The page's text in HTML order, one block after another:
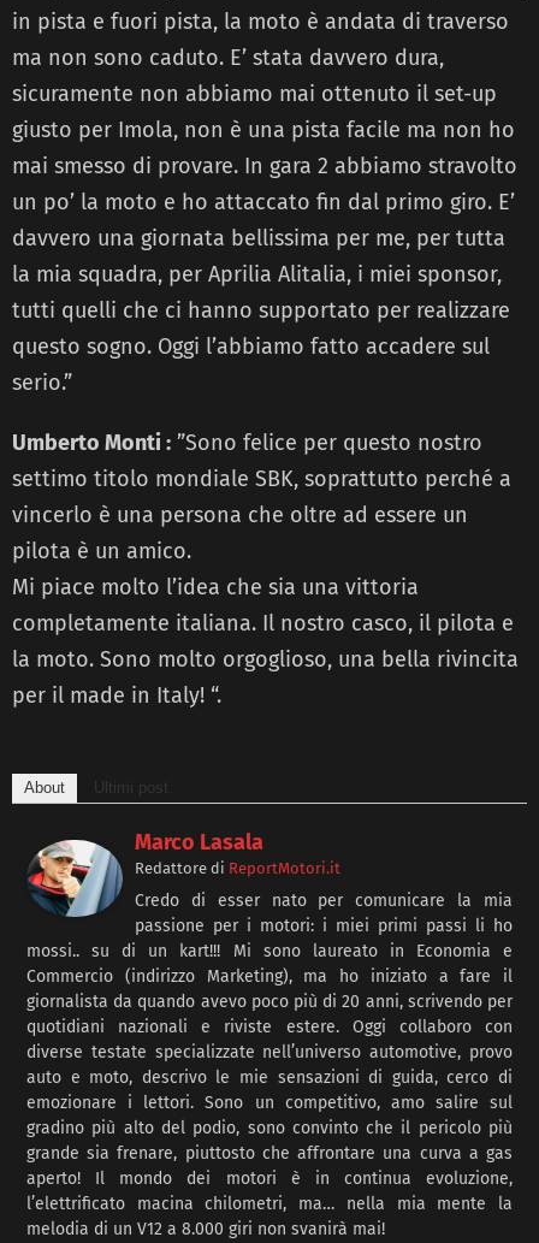
in pista e fuori pista, la moto è andata di traverso
ma non sono caduto. E’ stata davvero dura,
sicuramente non abbiamo mai ottenuto il set-up
giusto per Imola, non è una pista facile ma non ho
mai smesso di provare. In gara 2 abbiamo stravolto
un po’ la moto e ho attaccato fin dal primo giro. E’
davvero una giornata bellissima per me, per tutta
la mia squadra, per Aprilia Alitalia, i miei sponsor,
tutti quelli che ci hanno supportato per realizzare
questo sogno. Oggi l’abbiamo fatto accadere sul
serio.”
Umberto Monti : ”Sono felice per questo nostro
settimo titolo mondiale SBK, soprattutto perché a
vincerlo è una persona che oltre ad essere un
pilota è un amico.
Mi piace molto l’idea che sia una vittoria
completamente italiana. Il nostro casco, il pilota e
la moto. Sono molto orgoglioso, una bella rivincita
per il made in Italy! “.
About Ultimi post
Marco Lasala
Redattore di ReportMotori.it
Credo di esser nato per comunicare la mia
passione per i motori: i miei primi passi li ho
mossi.. su di un kart!!! Mi sono laureato in Economia e
Commercio (indirizzo Marketing), ma ho iniziato a fare il
giornalista da quando avevo poco più di 20 anni, scrivendo per
quotidiani nazionali e riviste estere. Oggi collaboro con
diverse testate specializzate nell’universo automotive, provo
auto e moto, descrivo le mie sensazioni di guida, cerco di
emozionare i lettori. Sono un competitivo, amo salire sul
gradino più alto del podio, sono convinto che il pericolo più
grande sia frenare, piuttosto che affrontare una curva a gas
aperto! Il mondo dei motori è in continua evoluzione,
l’elettrificato macina chilometri, ma… nella mia mente la
melodia di un V12 a 8.000 giri non svanirà mai!